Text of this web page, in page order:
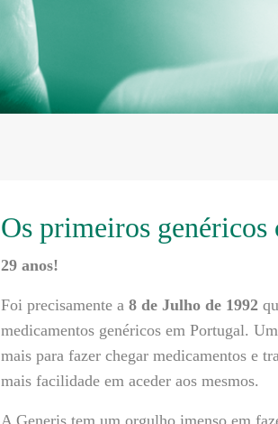
Os primeiros genéricos
29 anos!
Foi precisamente a 8 de Julho de 1992
medicamentos genéricos em Portugal.
mais para fazer chegar medicamentos e
mais facilidade em aceder aos mesmos.
A Generis tem um orgulho imenso em